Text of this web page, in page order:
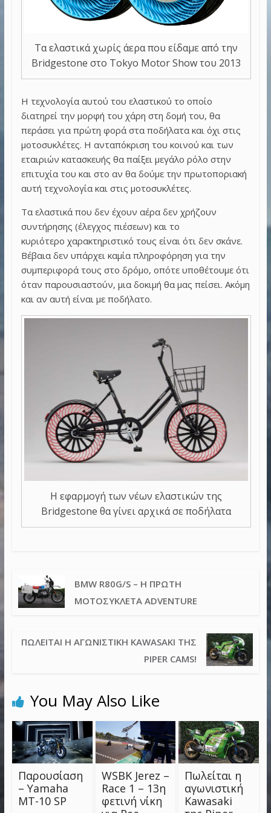
Τα ελαστικά χωρίς άερα που είδαμε από την
Bridgestone στο Tokyo Motor Show του 2013
Η τεχνολογία αυτού του ελαστικού το οποίο
διατηρεί την μορφή του χάρη στη δομή του, θα
περάσει για πρώτη φορά στα ποδήλατα και όχι στις
μοτοσυκλέτες. Η ανταπόκριση του κοινού και των
εταιριών κατασκευής θα παίξει μεγάλο ρόλο στην
επιτυχία του και στο αν θα δούμε την πρωτοποριακή
αυτή τεχνολογία και στις μοτοσυκλέτες.
Τα ελαστικά που δεν έχουν αέρα δεν χρήζουν
συντήρησης (έλεγχος πιέσεων) και το
κυριότερο χαρακτηριστικό τους είναι ότι δεν σκάνε.
Βέβαια δεν υπάρχει καμία πληροφόρηση για την
συμπεριφορά τους στο δρόμο, οπότε υποθέτουμε ότι
όταν παρουσιαστούν, μια δοκιμή θα μας πείσει. Ακόμη
και αν αυτή είναι με ποδήλατο.
Η εφαρμογή των νέων ελαστικών της
Bridgestone θα γίνει αρχικά σε ποδήλατα
BMW R80G/S – Η ΠΡΏΤΗ
ΜΟΤΟΣΥΚΛΈΤΑ ADVENTURE
ΠΩΛΕΊΤΑΙ Η ΑΓΩΝΙΣΤΙΚΉ KAWASAKI ΤΗΣ
PIPER CAMS!
You May Also Like
Παρουσίαση
– Yamaha
MT-10 SP
WSBK Jerez –
Race 1 – 13η
φετινή νίκη
Πωλείται η
αγωνιστική
Kawasaki